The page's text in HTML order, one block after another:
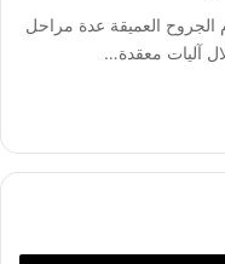
الجروح العميقة عدة مراحل
آليات معقدة…